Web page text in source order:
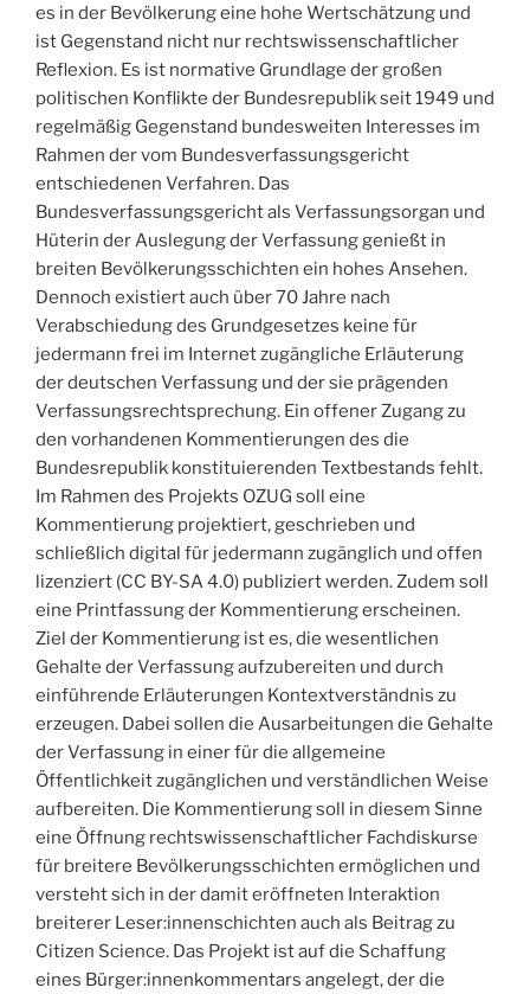
es in der Bevölkerung eine hohe Wertschätzung und
ist Gegenstand nicht nur rechtswissenschaftlicher
Reflexion. Es ist normative Grundlage der großen
politischen Konflikte der Bundesrepublik seit 1949 und
regelmäßig Gegenstand bundesweiten Interesses im
Rahmen der vom Bundesverfassungsgericht
entschiedenen Verfahren. Das
Bundesverfassungsgericht als Verfassungsorgan und
Hüterin der Auslegung der Verfassung genießt in
breiten Bevölkerungsschichten ein hohes Ansehen.
Dennoch existiert auch über 70 Jahre nach
Verabschiedung des Grundgesetzes keine für
jedermann frei im Internet zugängliche Erläuterung
der deutschen Verfassung und der sie prägenden
Verfassungsrechtsprechung. Ein offener Zugang zu
den vorhandenen Kommentierungen des die
Bundesrepublik konstituierenden Textbestands fehlt.
Im Rahmen des Projekts OZUG soll eine
Kommentierung projektiert, geschrieben und
schließlich digital für jedermann zugänglich und offen
lizenziert (CC BY-SA 4.0) publiziert werden. Zudem soll
eine Printfassung der Kommentierung erscheinen.
Ziel der Kommentierung ist es, die wesentlichen
Gehalte der Verfassung aufzubereiten und durch
einführende Erläuterungen Kontextverständnis zu
erzeugen. Dabei sollen die Ausarbeitungen die Gehalte
der Verfassung in einer für die allgemeine
Öffentlichkeit zugänglichen und verständlichen Weise
aufbereiten. Die Kommentierung soll in diesem Sinne
eine Öffnung rechtswissenschaftlicher Fachdiskurse
für breitere Bevölkerungsschichten ermöglichen und
versteht sich in der damit eröffneten Interaktion
breiterer Leser:innenschichten auch als Beitrag zu
Citizen Science. Das Projekt ist auf die Schaffung
eines Bürger:innenkommentars angelegt, der die